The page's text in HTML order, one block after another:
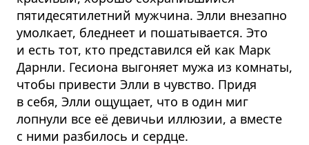
пятидесятилетний мужчина. Элли внезапно
умолкает, бледнеет и пошатывается. Это
и есть тот, кто представился ей как Марк
Дарнли. Гесиона выгоняет мужа из комнаты,
чтобы привести Элли в чувство. Придя
в себя, Элли ощущает, что в один миг
лопнули все её девичьи иллюзии, а вместе
с ними разбилось и сердце.